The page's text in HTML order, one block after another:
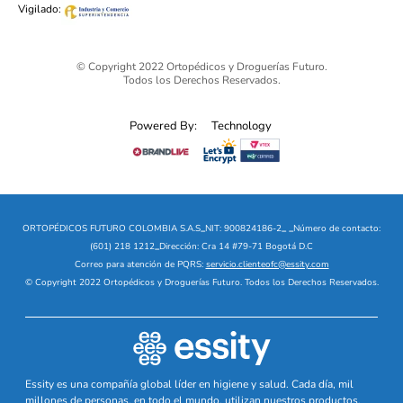
Vigilado:
© Copyright 2022 Ortopédicos y Droguerías Futuro.
Todos los Derechos Reservados.
Powered By: Technology
ORTOPÉDICOS FUTURO COLOMBIA S.A.S_NIT: 900824186-2_ _Número de contacto:
(601) 218 1212_Dirección: Cra 14 #79-71 Bogotá D.C
Correo para atención de PQRS: servicio.clienteofc@essity.com
© Copyright 2022 Ortopédicos y Droguerías Futuro. Todos los Derechos Reservados.
Essity es una compañía global líder en higiene y salud. Cada día, mil